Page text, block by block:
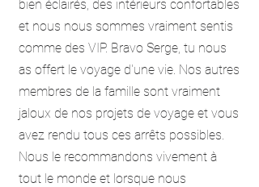
bien éclairés, des intérieurs confortables
et nous nous sommes vraiment sentis
comme des VIP. Bravo Serge, tu nous
as offert le voyage d'une vie. Nos autres
membres de la famille sont vraiment
jaloux de nos projets de voyage et vous
avez rendu tous ces arrêts possibles.
Nous le recommandons vivement à
tout le monde et lorsque nous